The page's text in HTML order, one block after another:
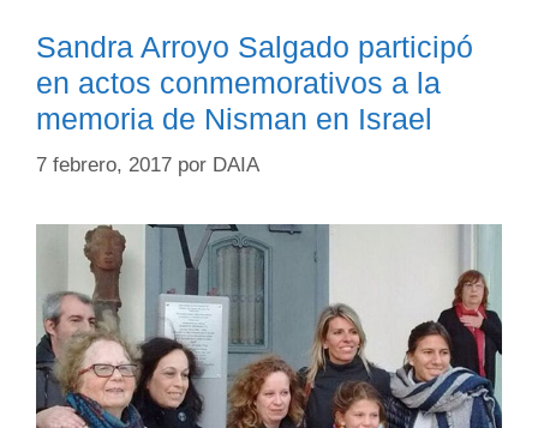
Sandra Arroyo Salgado participó
en actos conmemorativos a la
memoria de Nisman en Israel
7 febrero, 2017 por DAIA